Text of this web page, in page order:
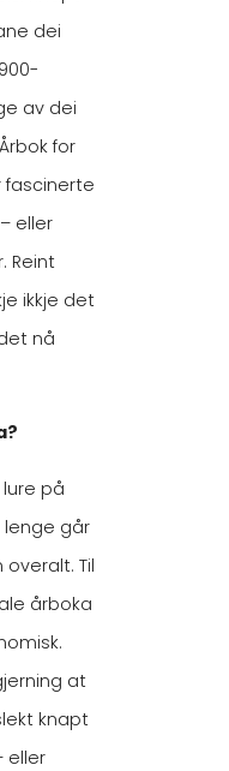
dei
av dei
for
fascinerte
eller
Reint
ikkje det
nå
på
lenge går
Til
årboka
at
knapt
eller